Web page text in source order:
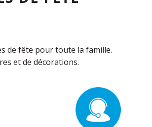
de fête pour toute la famille.
et de décorations.